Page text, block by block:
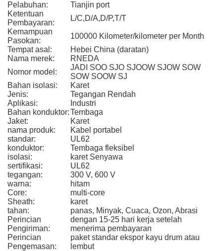
Pelabuhan:
Tianjin port
Ketentuan
Pembayaran:
L/C,D/A,D/P,T/T
Kemampuan
Pasokan:
100000 Kilometer/kilometer per Month
Tempat asal:
Hebei China (daratan)
Nama merek:
RNEDA
Nomor model:
JADI SOO SJO SJOOW SJOW SOW
SOW SOOW SJ
Bahan isolasi:
Karet
Jenis:
Tegangan Rendah
Aplikasi:
Industri
Bahan konduktor:Tembaga
Jaket:
Karet
nama produk:
Kabel portabel
standar:
UL62
konduktor:
Tembaga fleksibel
isolasi:
karet Senyawa
sertifikasi:
UL62
tegangan:
300 V, 600 V
warna:
hitam
Core:
multi-core
Sheath:
karet
tahan:
panas, Minyak, Cuaca, Ozon, Abrasi
Perincian
Pengiriman:
dengan 15-25 hari kerja setelah
menerima pembayaran
Perincian
Pengemasan:
paket standar ekspor kayu drum atau
lembut